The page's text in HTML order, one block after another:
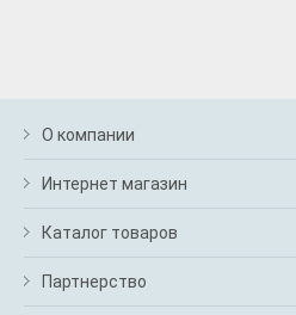
О компании
Интернет магазин
Каталог товаров
Партнерство